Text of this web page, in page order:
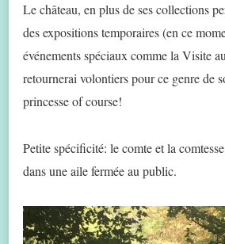
Le château, en plus de ses collections
des expositions temporaires (en ce
événements spéciaux comme la Visite
retournerai volontiers pour ce genre de
princesse of course!
Petite spécificité: le comte et la
dans une aile fermée au public.